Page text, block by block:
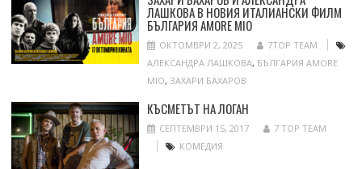
ЛАШКОВА В НОВИЯ ИТАЛИАНСКИ ФИЛМ
БЪЛГАРИЯ AMORE MIO
ОКТОМВРИ 2, 2025
7TOP TEAM
АЛЕКСАНДРА ЛАШКОВА, БЪЛГАРИЯ AMORE
MIO, ЗАХАРИ БАХАРОВ
КЪСМЕТЪТ НА ЛОГАН
СЕПТЕМВРИ 15, 2017
7 TOP TEAM
КОМЕДИЯ